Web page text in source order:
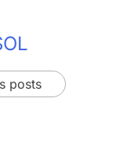
posts